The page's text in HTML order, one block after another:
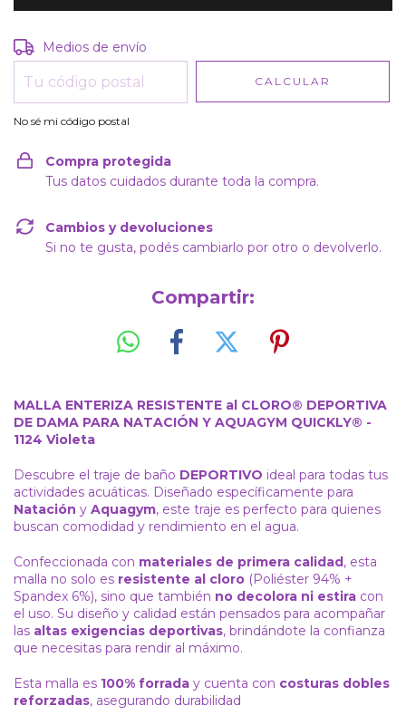
Entregas para el CP:
Medios de envío
CALCULAR
No sé mi código postal
Compra protegida
Tus datos cuidados durante toda la compra.
Cambios y devoluciones
Si no te gusta, podés cambiarlo por otro o devolverlo.
Compartir:
MALLA ENTERIZA RESISTENTE al CLORO® DEPORTIVA
DE DAMA PARA NATACIÓN Y AQUAGYM QUICKLY® -
1124 Violeta
Descubre el traje de baño DEPORTIVO ideal para todas tus
actividades acuáticas. Diseñado específicamente para
Natación y Aquagym, este traje es perfecto para quienes
buscan comodidad y rendimiento en el agua.
Confeccionada con materiales de primera calidad, esta
malla no solo es resistente al cloro (Poliéster 94% +
Spandex 6%), sino que también no decolora ni estira con
el uso. Su diseño y calidad están pensados para acompañar
las altas exigencias deportivas, brindándote la confianza
que necesitas para rendir al máximo.
Esta malla es 100% forrada y cuenta con costuras dobles
reforzadas, asegurando durabilidad